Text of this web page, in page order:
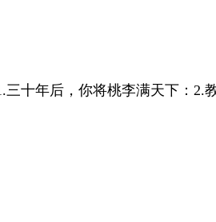
十年后，你将桃李满天下：2.